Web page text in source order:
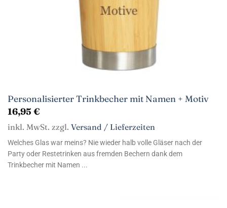
Personalisierter Trinkbecher mit Namen + Motiv
16,95 €
inkl. MwSt. zzgl. Versand / Lieferzeiten
Welches Glas war meins? Nie wieder halb volle Gläser nach der
Party oder Restetrinken aus fremden Bechern dank dem
Trinkbecher mit Namen ...